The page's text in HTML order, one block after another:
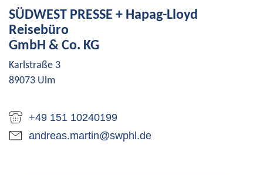
SÜDWEST PRESSE + Hapag-Lloyd
Reisebüro
GmbH & Co. KG
Karlstraße 3
89073 Ulm
+49 151 10240199
andreas.martin@swphl.de